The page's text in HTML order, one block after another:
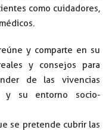
como cuidadores,
y comparte en su
y consejos para
de las vivencias
y su entorno socio-
se pretende cubrir las